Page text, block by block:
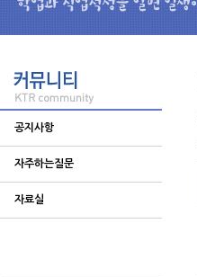
공지사항
자주하는질문
자료실